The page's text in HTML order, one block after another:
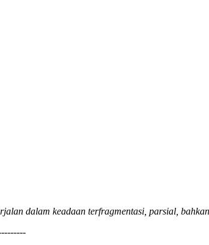
dalam keadaan terfragmentasi, parsial,